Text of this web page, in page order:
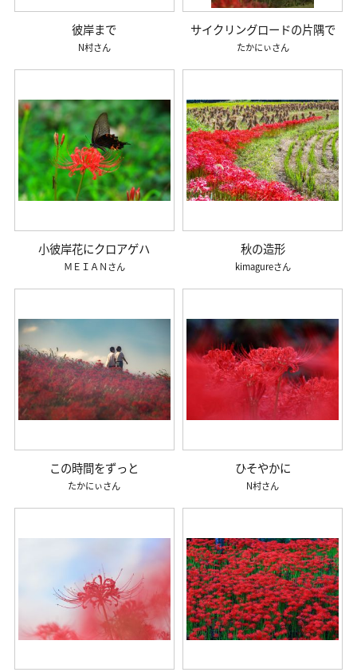
彼岸まで
N村
サイクリングロードの片隅で
たかにぃ
小彼岸花にクロアゲハ
ＭＥＩＡＮ
秋の造形
kimagure
この時間をずっと
たかにぃ
ひそやかに
N村